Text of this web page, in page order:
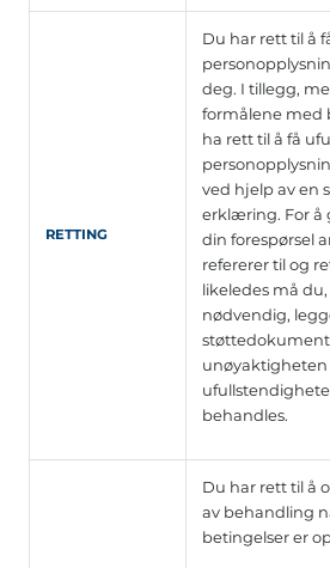
RETTING
Du har rett til å
deg. I tillegg,
formålene med
ha rett til å få
ved hjelp av en
erklæring. For å
din forespørsel
refererer til og
likeledes må
nødvendig,
unøyaktigheten
behandles.
Du har rett til å
av behandling
betingelser er